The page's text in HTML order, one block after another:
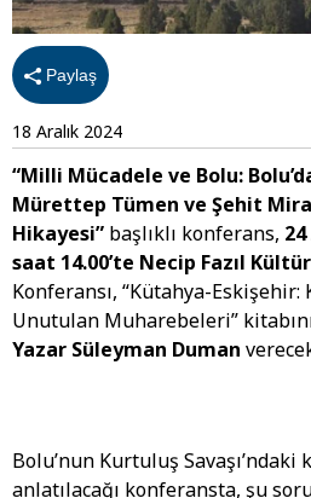
Paylaş
18 Aralık 2024
“Milli Mücadele ve Bolu:
Mürettep Tümen ve Şehit
Hikayesi” başlıklı konferans,
saat 14.00’te Necip Fazıl
Konferansı, “Kütahya-Eskişehir:
Unutulan Muharebeleri”
Yazar Süleyman Duman
Bolu’nun Kurtuluş
anlatılacağı konferansta, şu